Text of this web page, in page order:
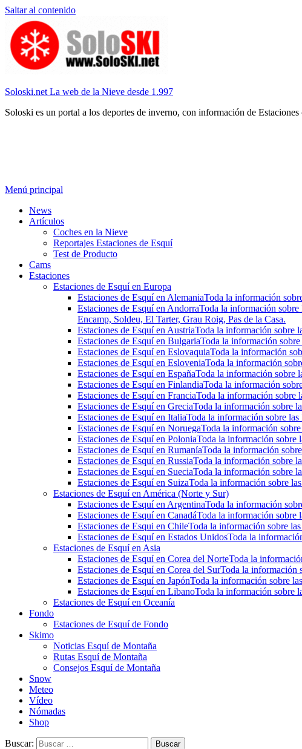
Saltar al contenido
Soloski.net La web de la Nieve desde 1.997
Soloski es un portal a los deportes de inverno, con información de
Menú principal
News
Artículos
Coches en la Nieve
Reportajes Estaciones de Esquí
Test de Producto
Cams
Estaciones
Estaciones de Esquí en Europa
Estaciones de Esquí en AlemaniaToda la información
Estaciones de Esquí en AndorraToda la información
Encamp, Soldeu, El Tarter, Grau Roig, Pas de la Casa.
Estaciones de Esquí en AustriaToda la información sobre
Estaciones de Esquí en BulgariaToda la información
Estaciones de Esquí en EslovaquiaToda la información
Estaciones de Esquí en EsloveniaToda la información
Estaciones de Esquí en EspañaToda la información sobre
Estaciones de Esquí en FinlandiaToda la información
Estaciones de Esquí en FranciaToda la información sobre
Estaciones de Esquí en GreciaToda la información sobre
Estaciones de Esquí en ItaliaToda la información sobre
Estaciones de Esquí en NoruegaToda la información
Estaciones de Esquí en PoloniaToda la información sobre
Estaciones de Esquí en RumaníaToda la información
Estaciones de Esquí en RussiaToda la información sobre
Estaciones de Esquí en SueciaToda la información sobre
Estaciones de Esquí en SuizaToda la información sobre
Estaciones de Esquí en América (Norte y Sur)
Estaciones de Esquí en ArgentinaToda la información
Estaciones de Esquí en CanadáToda la información sobre
Estaciones de Esqui en ChileToda la información sobre
Estaciones de Esquí en Estados UnidosToda la
Estaciones de Esquí en Asia
Estaciones de Esquí en Corea del NorteToda la
Estaciones de Esquí en Corea del SurToda la información
Estaciones de Esquí en JapónToda la información sobre
Estaciones de Esquí en LibanoToda la información sobre
Estaciones de Esquí en Oceanía
Fondo
Estaciones de Esquí de Fondo
Skimo
Noticias Esquí de Montaña
Rutas Esquí de Montaña
Consejos Esquí de Montaña
Snow
Meteo
Vídeo
Nómadas
Shop
Buscar: